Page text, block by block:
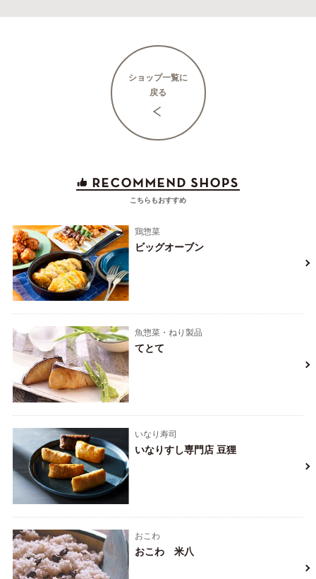
ショップ一覧に
戻る
こちらもおすすめ
鶏惣菜
ビッグオーブン
魚惣菜・ねり製品
てとて
いなり寿司
いなりすし専門店 豆狸
おこわ
おこわ 米八